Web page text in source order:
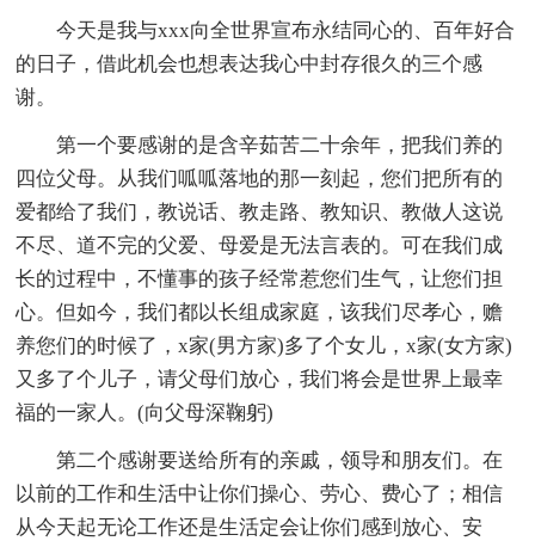
今天是我与xxx向全世界宣布永结同心的、百年好合
的日子，借此机会也想表达我心中封存很久的三个感
谢。
第一个要感谢的是含辛茹苦二十余年，把我们养的
四位父母。从我们呱呱落地的那一刻起，您们把所有的
爱都给了我们，教说话、教走路、教知识、教做人这说
不尽、道不完的父爱、母爱是无法言表的。可在我们成
长的过程中，不懂事的孩子经常惹您们生气，让您们担
心。但如今，我们都以长组成家庭，该我们尽孝心，赡
养您们的时候了，x家(男方家)多了个女儿，x家(女方家)
又多了个儿子，请父母们放心，我们将会是世界上最幸
福的一家人。(向父母深鞠躬)
第二个感谢要送给所有的亲戚，领导和朋友们。在
以前的工作和生活中让你们操心、劳心、费心了；相信
从今天起无论工作还是生活定会让你们感到放心、安